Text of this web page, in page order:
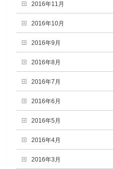
2016年11月
2016年10月
2016年9月
2016年8月
2016年7月
2016年6月
2016年5月
2016年4月
2016年3月